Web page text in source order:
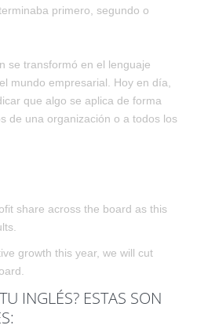
primero, segundo o
se transformó en el lenguaje
mundo empresarial. Hoy en día,
que algo se aplica de forma
de una organización o a todos los
share across the board as this
growth this year, we will cut
INGLÉS? ESTAS SON